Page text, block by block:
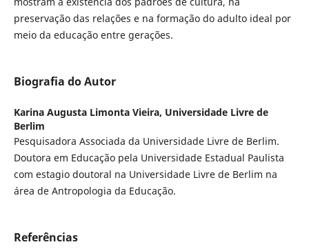
preservação das relações e na formação do adulto ideal por
meio da educação entre gerações.
Biografia do Autor
Karina Augusta Limonta Vieira, Universidade Livre de
Berlim
Pesquisadora Associada da Universidade Livre de Berlim.
Doutora em Educação pela Universidade Estadual Paulista
com estagio doutoral na Universidade Livre de Berlim na
área de Antropologia da Educação.
Referências